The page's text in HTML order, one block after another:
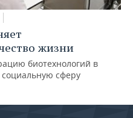
жизни
биотехнологий в
социальную сферу